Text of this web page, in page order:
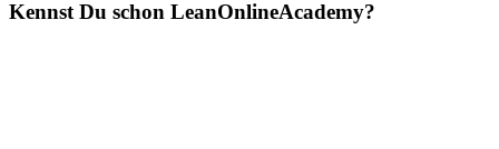
Kennst Du schon LeanOnlineAcademy?